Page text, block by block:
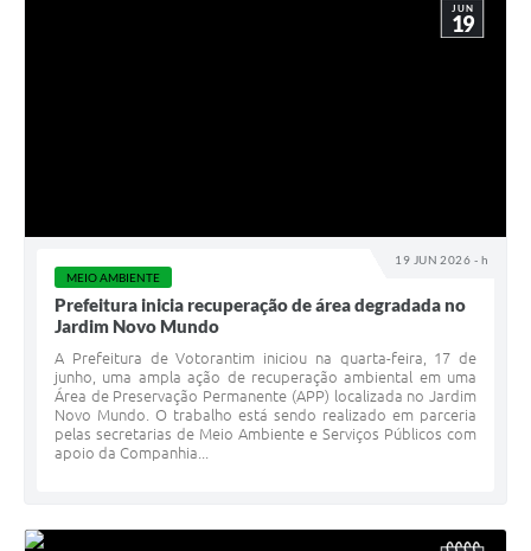
19 JUN 2026 - h
JUN
19
MEIO AMBIENTE
Prefeitura inicia recuperação de área degradada no
Jardim Novo Mundo
A Prefeitura de Votorantim iniciou na quarta-feira, 17 de
junho, uma ampla ação de recuperação ambiental em uma
Área de Preservação Permanente (APP) localizada no Jardim
Novo Mundo. O trabalho está sendo realizado em parceria
pelas secretarias de Meio Ambiente e Serviços Públicos com
apoio da Companhia...